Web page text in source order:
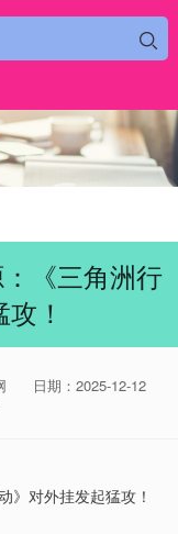
《三角洲行
！
日期：2025-12-12